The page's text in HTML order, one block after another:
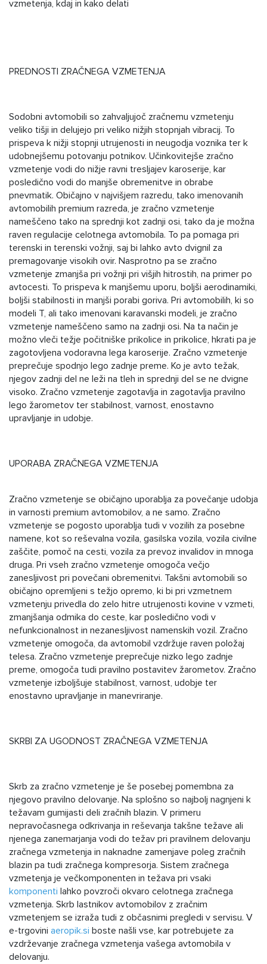
vzmetenja, kdaj in kako delati
PREDNOSTI ZRAČNEGA VZMETENJA
Sodobni avtomobili so zahvaljujoč zračnemu vzmetenju
veliko tišji in delujejo pri veliko nižjih stopnjah vibracij. To
prispeva k nižji stopnji utrujenosti in neugodja voznika ter k
udobnejšemu potovanju potnikov. Učinkovitejše zračno
vzmetenje vodi do nižje ravni tresljajev karoserije, kar
posledično vodi do manjše obremenitve in obrabe
pnevmatik. Običajno v najvišjem razredu, tako imenovanih
avtomobilih premium razreda, je zračno vzmetenje
nameščeno tako na sprednji kot zadnji osi, tako da je možna
raven regulacije celotnega avtomobila. To pa pomaga pri
terenski in terenski vožnji, saj bi lahko avto dvignil za
premagovanje visokih ovir. Nasprotno pa se zračno
vzmetenje zmanjša pri vožnji pri višjih hitrostih, na primer po
avtocesti. To prispeva k manjšemu uporu, boljši aerodinamiki,
boljši stabilnosti in manjši porabi goriva. Pri avtomobilih, ki so
modeli T, ali tako imenovani karavanski modeli, je zračno
vzmetenje nameščeno samo na zadnji osi. Na ta način je
možno vleči težje počitniške prikolice in prikolice, hkrati pa je
zagotovljena vodoravna lega karoserije. Zračno vzmetenje
preprečuje spodnjo lego zadnje preme. Ko je avto težak,
njegov zadnji del ne leži na tleh in sprednji del se ne dvigne
visoko. Zračno vzmetenje zagotavlja in zagotavlja pravilno
lego žarometov ter stabilnost, varnost, enostavno
upravljanje in udobje.
UPORABA ZRAČNEGA VZMETENJA
Zračno vzmetenje se običajno uporablja za povečanje udobja
in varnosti premium avtomobilov, a ne samo. Zračno
vzmetenje se pogosto uporablja tudi v vozilih za posebne
namene, kot so reševalna vozila, gasilska vozila, vozila civilne
zaščite, pomoč na cesti, vozila za prevoz invalidov in mnoga
druga. Pri vseh zračno vzmetenje omogoča večjo
zanesljivost pri povečani obremenitvi. Takšni avtomobili so
običajno opremljeni s težjo opremo, ki bi pri vzmetnem
vzmetenju privedla do zelo hitre utrujenosti kovine v vzmeti,
zmanjšanja odmika do ceste, kar posledično vodi v
nefunkcionalnost in nezanesljivost namenskih vozil. Zračno
vzmetenje omogoča, da avtomobil vzdržuje raven položaj
telesa. Zračno vzmetenje preprečuje nizko lego zadnje
preme, omogoča tudi pravilno postavitev žarometov. Zračno
vzmetenje izboljšuje stabilnost, varnost, udobje ter
enostavno upravljanje in manevriranje.
SKRBI ZA UGODNOST ZRAČNEGA VZMETENJA
Skrb za zračno vzmetenje je še posebej pomembna za
njegovo pravilno delovanje. Na splošno so najbolj nagnjeni k
težavam gumijasti deli zračnih blazin. V primeru
nepravočasnega odkrivanja in reševanja takšne težave ali
njenega zanemarjanja vodi do težav pri pravilnem delovanju
zračnega vzmetenja in naknadne zamenjave poleg zračnih
blazin pa tudi zračnega kompresorja. Sistem zračnega
vzmetenja je večkomponenten in težava pri vsaki
komponenti lahko povzroči okvaro celotnega zračnega
vzmetenja. Skrb lastnikov avtomobilov z zračnim
vzmetenjem se izraža tudi z občasnimi pregledi v servisu. V
e-trgovini aeropik.si boste našli vse, kar potrebujete za
vzdrževanje zračnega vzmetenja vašega avtomobila v
delovanju.